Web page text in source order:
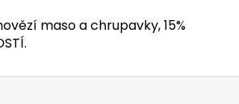
maso a chrupavky, 15%